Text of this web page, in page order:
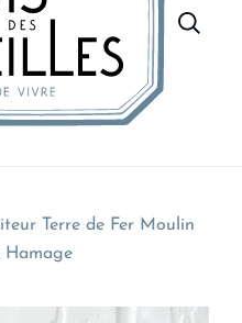
Terre de Fer Moulin
Hamage